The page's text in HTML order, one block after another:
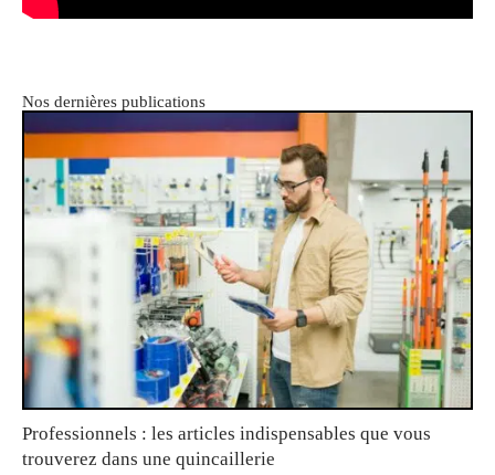
Nos dernières publications
Professionnels : les articles indispensables que vous
trouverez dans une quincaillerie